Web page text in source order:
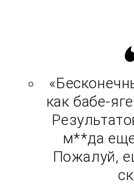
как бабе-
м**да
Пожалуй,